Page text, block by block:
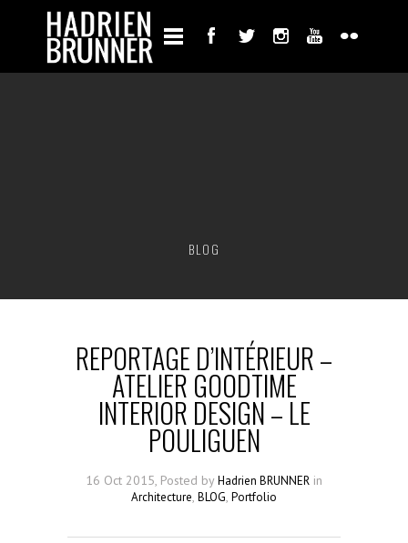
BLOG
REPORTAGE D’INTÉRIEUR –
ATELIER GOODTIME
INTERIOR DESIGN – LE
POULIGUEN
16 Oct 2015, Posted by Hadrien BRUNNER in
Architecture, BLOG, Portfolio